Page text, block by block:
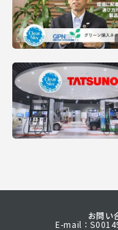
お問い
E-mail：